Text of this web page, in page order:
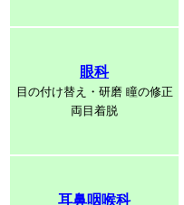
眼科
目の付け替え・研磨 瞳の修正
両目着脱
耳鼻咽喉科